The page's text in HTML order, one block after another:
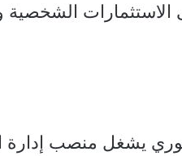
الاستثمارات
يشغل منصب